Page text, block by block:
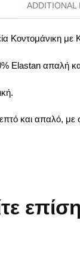
ADDITIONAL
Κοντομάνικη με
Elastan απαλή
και απαλό, με